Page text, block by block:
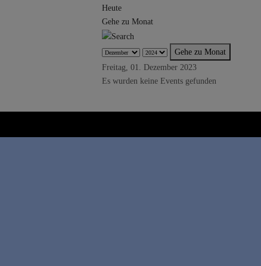
Heute
Gehe zu Monat
Gehe zu Monat
Freitag, 01. Dezember 2023
Es wurden keine Events gefunden